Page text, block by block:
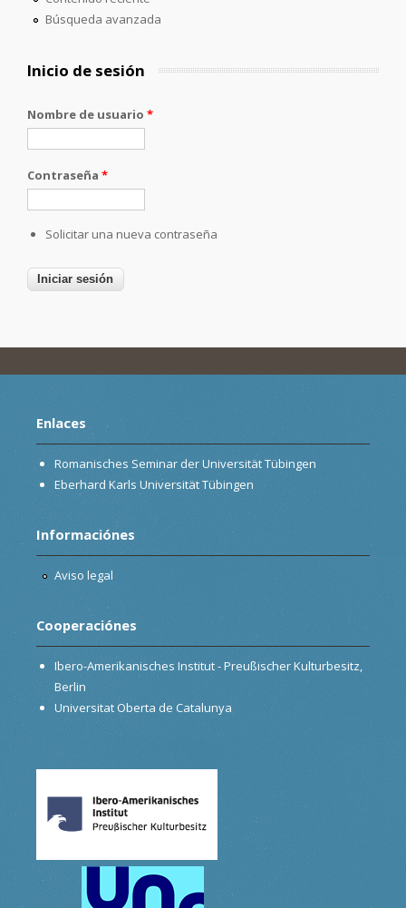
Búsqueda avanzada
Inicio de sesión
Nombre de usuario *
Contraseña *
Solicitar una nueva contraseña
Enlaces
Romanisches Seminar der Universität Tübingen
Eberhard Karls Universität Tübingen
Informaciónes
Aviso legal
Cooperaciónes
Ibero-Amerikanisches Institut - Preußischer Kulturbesitz,
Berlin
Universitat Oberta de Catalunya